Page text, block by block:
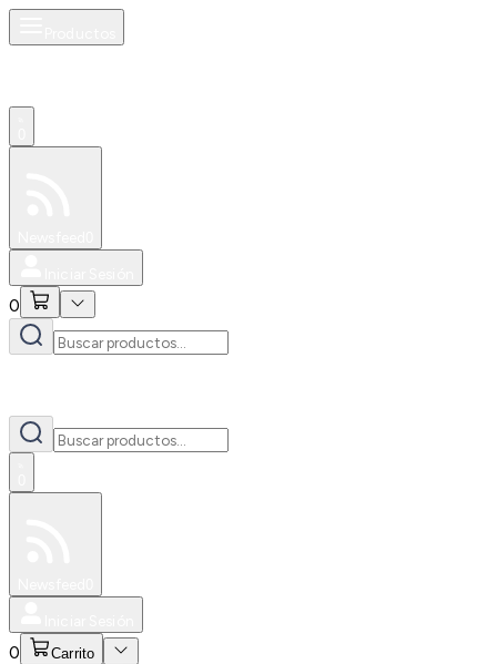
0
0 Carrito